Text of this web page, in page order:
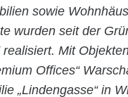
sowie
wurden seit der
Mit
Offices“
„Lindengasse“ in